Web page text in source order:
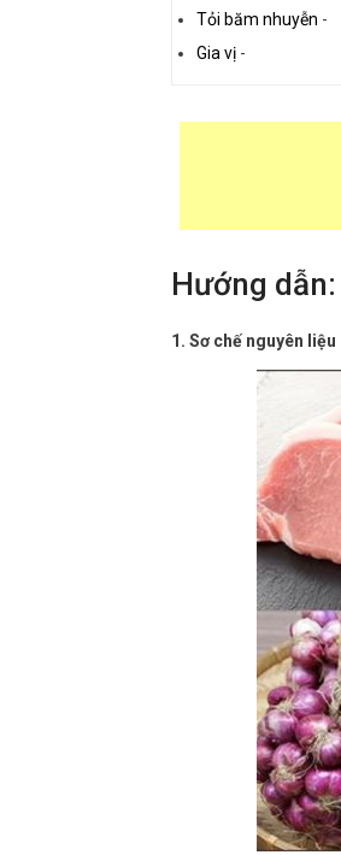
Tỏi băm nhuyễn -
Gia vị -
Hướng dẫn:
1. Sơ chế nguyên liệu